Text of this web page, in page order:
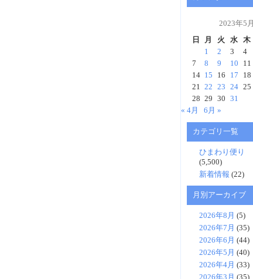
2023年5月
日
月 火 水 木
1
2 3 4
7
8 9 10 11
14 15 16 17 18
21 22 23 24 25
28 29 30
31
« 4月
6月 »
カテゴリ一覧
ひまわり便り
(5,500)
新着情報 (22)
月別アーカイブ
2026年8月 (5)
2026年7月 (35)
2026年6月 (44)
2026年5月 (40)
2026年4月 (33)
2026年3月 (35)